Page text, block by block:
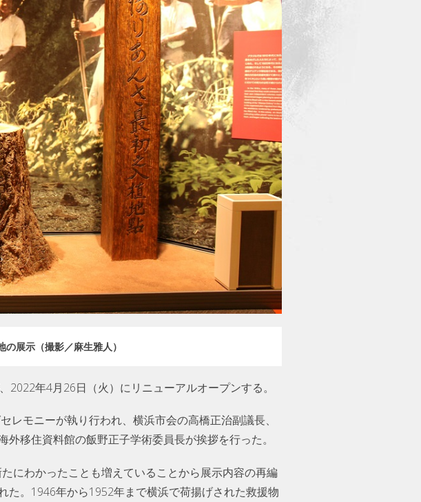
展示（撮影／麻生雅人）
2022年4月26日（火）にリニューアルオープンする。
モニーが執り行われ、横浜市会の高橋正治副議長、
移住資料館の飯野正子学術委員長が挨拶を行った。
にわかったことも増えていることから展示内容の再編
た。1946年から1952年まで横浜で荷揚げされた救援物